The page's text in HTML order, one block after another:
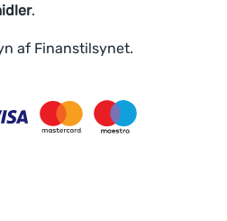
.
af Finanstilsynet.